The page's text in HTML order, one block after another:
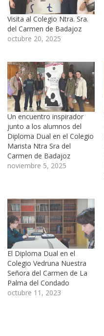
Visita al Colegio Ntra. Sra.
del Carmen de Badajoz
octubre 20, 2025
Un encuentro inspirador
junto a los alumnos del
Diploma Dual en el Colegio
Marista Ntra Sra del
Carmen de Badajoz
noviembre 5, 2025
El Diploma Dual en el
Colegio Vedruna Nuestra
Señora del Carmen de La
Palma del Condado
octubre 11, 2023